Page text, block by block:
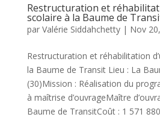
Restructuration et
scolaire à la Baume de
par Valérie Siddahchetty| Nov
Restructuration et réhabilitation
la Baume de Transit Lieu : La
(30)Mission : Réalisation du
à maîtrise d’ouvrageMaître
Baume de TransitCoût : 1 571